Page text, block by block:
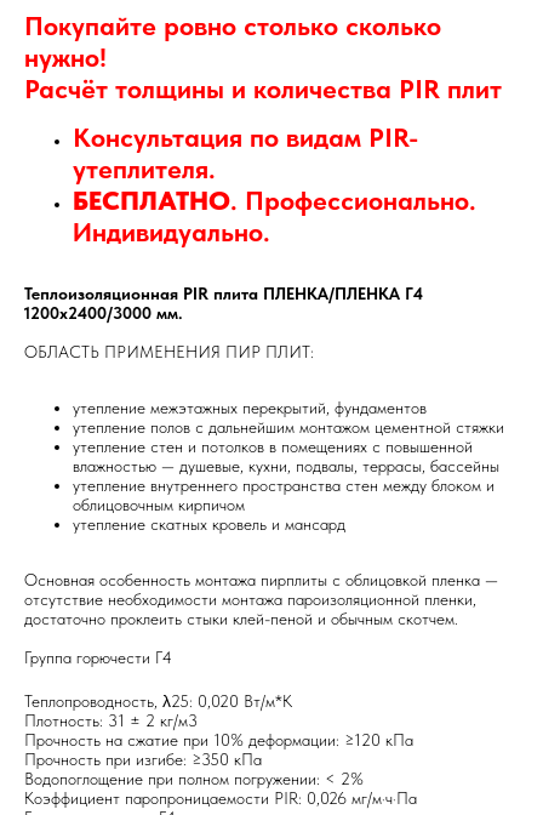
Покупайте ровно столько сколько
нужно!
Расчёт толщины и количества PIR плит
Консультация по видам PIR-
утеплителя.
БЕСПЛАТНО. Профессионально.
Индивидуально.
Теплоизоляционная PIR плита ПЛЕНКА/ПЛЕНКА Г4
1200х2400/3000 мм.
ОБЛАСТЬ ПРИМЕНЕНИЯ ПИР ПЛИТ:
утепление межэтажных перекрытий, фундаментов
утепление полов с дальнейшим монтажом цементной стяжки
утепление стен и потолков в помещениях с повышенной
влажностью — душевые, кухни, подвалы, террасы, бассейны
утепление внутреннего пространства стен между блоком и
облицовочным кирпичом
утепление скатных кровель и мансард
Основная особенность монтажа пирплиты с облицовкой пленка —
отсутствие необходимости монтажа пароизоляционной пленки,
достаточно проклеить стыки клей-пеной и обычным скотчем.
Группа горючести Г4
Теплопроводность, λ25: 0,020 Вт/м*К
Плотность: 31 ± 2 кг/м3
Прочность на сжатие при 10% деформации: ≥120 кПа
Прочность при изгибе: ≥350 кПа
Водопоглощение при полном погружении: < 2%
Коэффициент паропроницаемости PIR: 0,026 мг/м·ч·Па